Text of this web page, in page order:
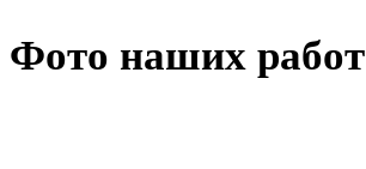
Фото наших работ